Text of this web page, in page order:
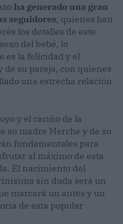
ha generado una gran
seguidores, quienes han
los detalles de este
del bebé, lo
es la felicidad y el
de su pareja, con quienes
una estrecha relación
y el cariño de la
su madre Merche y de su
fundamentales para
al máximo de esta
El nacimiento del
sin duda será un
marcará un antes y un
de esta popular